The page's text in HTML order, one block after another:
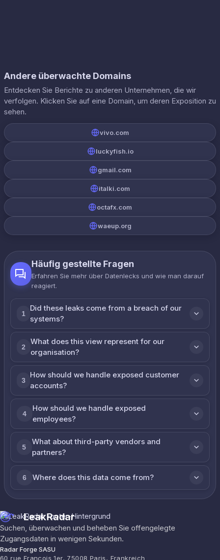
Andere überwachte Domains
Entdecken Sie Berichte zu anderen Unternehmen, die wir
verfolgen. Klicken Sie auf eine Domain, um deren Exposition zu
sehen.
vivo.com
luckyfish.io
gmail.com
italki.com
octafx.com
waeup.org
Häufig gestellte Fragen
Erfahren Sie mehr über Datenlecks und wie man darauf
reagiert.
1
Did these leaks come from a breach of our
systems?
2
What does this view represent for our
organisation?
3
How should we handle exposed customer
accounts?
4
How should we handle exposed
employees?
5
What about third-party vendors and
partners?
6 Where does this data come from?
LeakRadar
Suchen, überwachen und beheben Sie offengelegte
Zugangsdaten in wenigen Sekunden.
Radar Forge SASU
60 rue François 1er, 75008 Paris, Frankreich